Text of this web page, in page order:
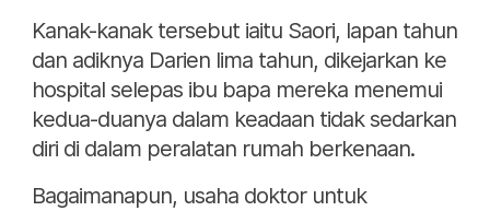
Kanak-kanak tersebut iaitu Saori, lapan tahun
dan adiknya Darien lima tahun, dikejarkan ke
hospital selepas ibu bapa mereka menemui
kedua-duanya dalam keadaan tidak sedarkan
diri di dalam peralatan rumah berkenaan.
Bagaimanapun, usaha doktor untuk